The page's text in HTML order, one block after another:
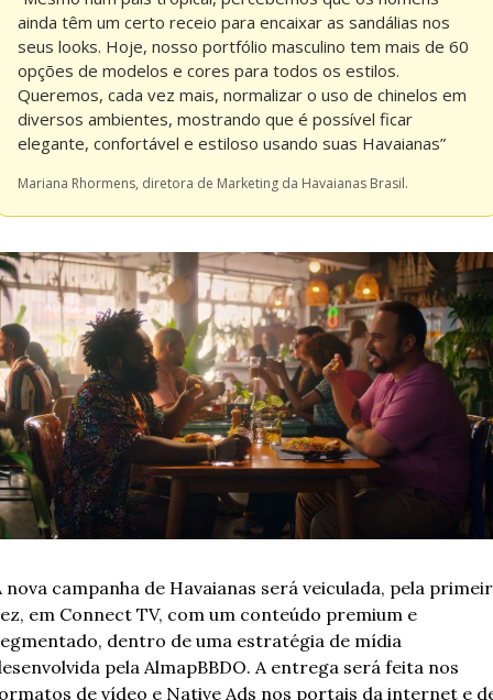
ainda têm um certo receio para encaixar as sandálias nos
seus looks. Hoje, nosso portfólio masculino tem mais de 60
opções de modelos e cores para todos os estilos.
Queremos, cada vez mais, normalizar o uso de chinelos em
diversos ambientes, mostrando que é possível ficar
elegante, confortável e estiloso usando suas Havaianas”
Mariana Rhormens, diretora de Marketing da Havaianas Brasil.
nova campanha de Havaianas será veiculada, pela
em Connect TV, com um conteúdo premium e
dentro de uma estratégia de mídia
pela AlmapBBDO. A entrega será feita nos
de vídeo e Native Ads nos portais da internet e